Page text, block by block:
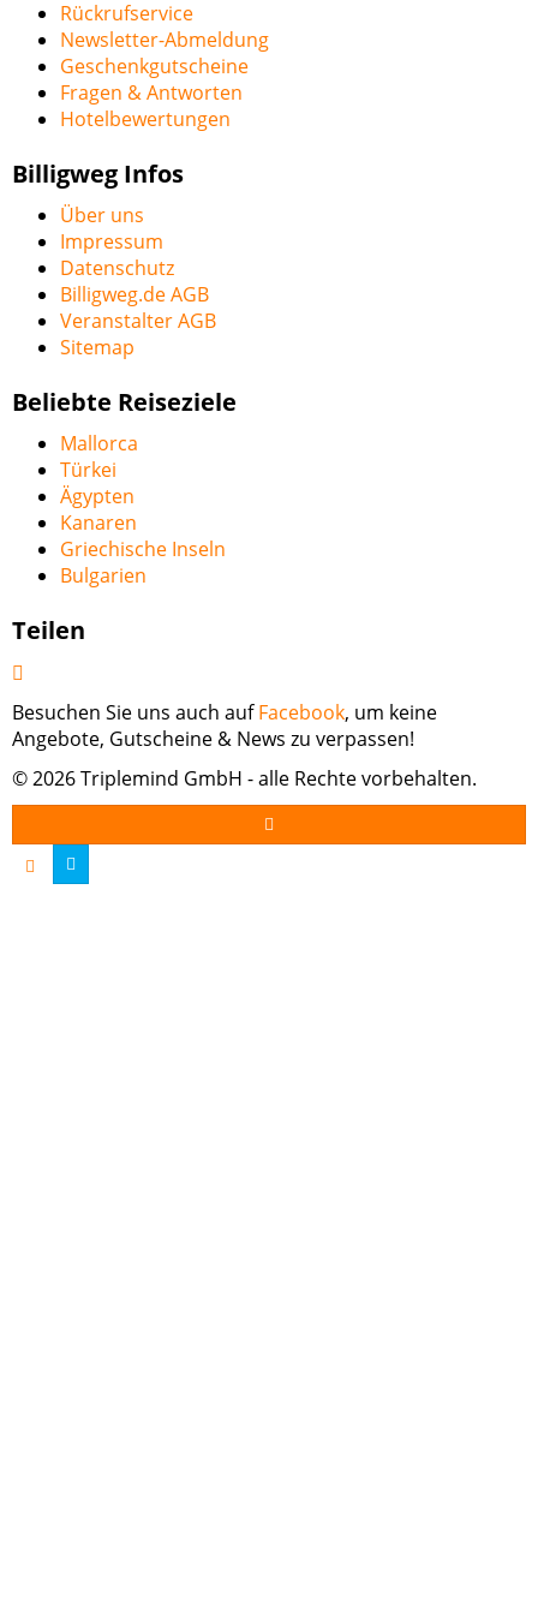
Rückrufservice
Newsletter-Abmeldung
Geschenkgutscheine
Fragen & Antworten
Hotelbewertungen
Billigweg Infos
Über uns
Impressum
Datenschutz
Billigweg.de AGB
Veranstalter AGB
Sitemap
Beliebte Reiseziele
Mallorca
Türkei
Ägypten
Kanaren
Griechische Inseln
Bulgarien
Teilen
Besuchen Sie uns auch aufFacebook, um keine
Angebote, Gutscheine & News zu verpassen!
© 2026 Triplemind GmbH - alle Rechte vorbehalten.